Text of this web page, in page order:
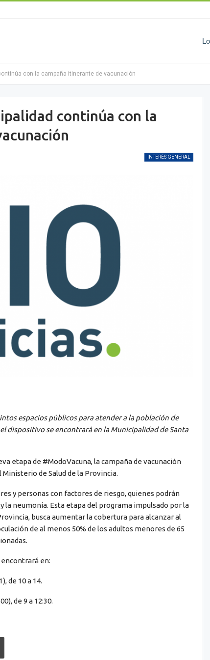
con la campaña itinerante de vacunación
continúa con la
INTERÉS GENERAL
espacios públicos para atender a la población de
dispositivo se encontrará en la Municipalidad de Santa
etapa de #ModoVacuna, la campaña de vacunación
de Salud de la Provincia.
y personas con factores de riesgo, quienes podrán
neumonía. Esta etapa del programa impulsado por la
busca aumentar la cobertura para alcanzar al
de al menos 50% de los adultos menores de 65
en:
de 10 a 14.
de 9 a 12:30.